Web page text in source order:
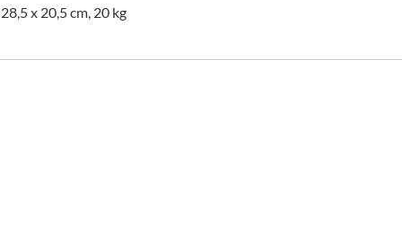
x 20,5 cm, 20 kg